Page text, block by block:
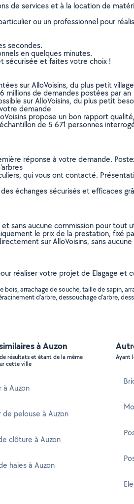
de services et à la location de
ou un professionnel pour
secondes.
en quelques minutes.
sécurisée et faites votre choix !
sur AlloVoisins, du plus petit
millions de demandes postées par an
sur AlloVoisins, du plus petit
demande
propose un bon rapport
de 5 671 personnes
réponse à votre demande.
qui vous ont contacté.
échanges sécurisés et efficaces
sans aucune commission pour tout
le prix de la prestation, fixé
sur AlloVoisins, sans
réaliser votre projet de Elagage et
arrachage de souche, taille de sapin,
d'arbre, dessouchage d'arbre,
à Auzon
résultats et étant de la même
cette ville
à Auzon
de pelouse à Auzon
clôture à Auzon
haies à Auzon
Ayant